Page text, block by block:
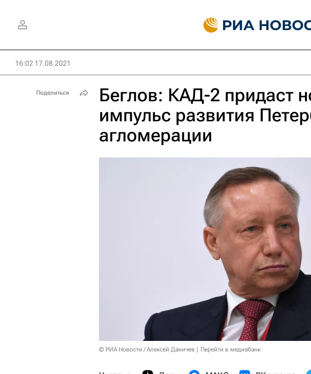
16:02 17.08.2021
Беглов: КАД-2 придаст
импульс развития
агломерации
© РИА Новости / Алексей Даничев Перейти в медиабанк
Поделиться